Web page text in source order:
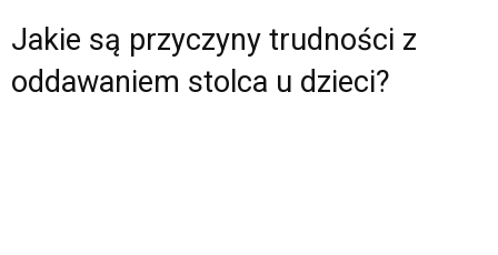
Jakie są przyczyny trudności z
oddawaniem stolca u dzieci?